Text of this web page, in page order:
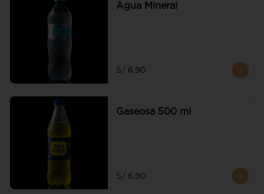
Agua Mineral
S/ 6.90
Gaseosa 500 ml
S/ 6.90